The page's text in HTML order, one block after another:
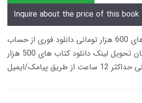
Inquire about the price of this book
زمان تحویل کتاب های 600 هزار تومانی دانلود فوری از حساب
کاربری می باشد، و زمان تحویل لینک دانلود کتاب های 500 هزار
ساعت از طریق پیامک/ایمیل